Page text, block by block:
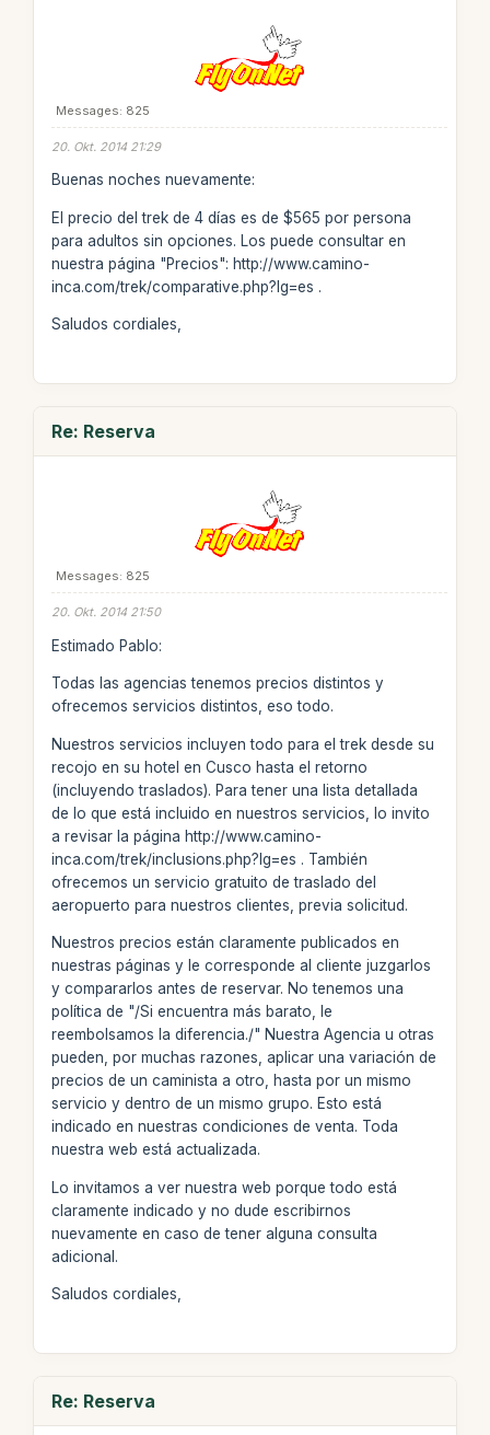
Messages: 825
20. Okt. 2014 21:29
Buenas noches nuevamente:
El precio del trek de 4 días es de $565 por persona
para adultos sin opciones. Los puede consultar en
nuestra página "Precios": http://www.camino-
inca.com/trek/comparative.php?lg=es .
Saludos cordiales,
Re: Reserva
Messages: 825
20. Okt. 2014 21:50
Estimado Pablo:
Todas las agencias tenemos precios distintos y
ofrecemos servicios distintos, eso todo.
Nuestros servicios incluyen todo para el trek desde su
recojo en su hotel en Cusco hasta el retorno
(incluyendo traslados). Para tener una lista detallada
de lo que está incluido en nuestros servicios, lo invito
a revisar la página http://www.camino-
inca.com/trek/inclusions.php?lg=es . También
ofrecemos un servicio gratuito de traslado del
aeropuerto para nuestros clientes, previa solicitud.
Nuestros precios están claramente publicados en
nuestras páginas y le corresponde al cliente juzgarlos
y compararlos antes de reservar. No tenemos una
política de "/Si encuentra más barato, le
reembolsamos la diferencia./" Nuestra Agencia u otras
pueden, por muchas razones, aplicar una variación de
precios de un caminista a otro, hasta por un mismo
servicio y dentro de un mismo grupo. Esto está
indicado en nuestras condiciones de venta. Toda
nuestra web está actualizada.
Lo invitamos a ver nuestra web porque todo está
claramente indicado y no dude escribirnos
nuevamente en caso de tener alguna consulta
adicional.
Saludos cordiales,
Re: Reserva